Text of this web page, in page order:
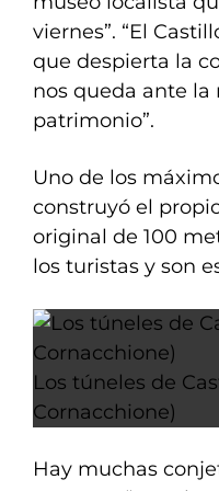
viernes”. “El
que despierta la
nos queda ante la
patrimonio”.
Uno de los
construyó el
original de 100
los turistas y son
Los túneles de
Cornacchione)
Hay muchas